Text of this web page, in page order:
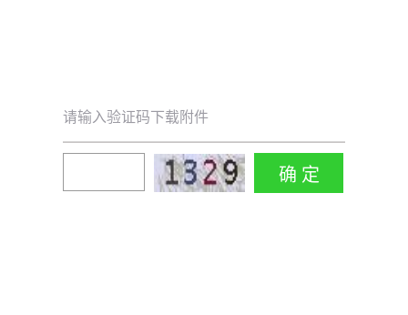
请输入验证码下载附件